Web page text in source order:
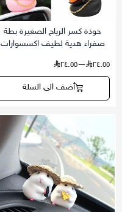
خوذة كسر الرياح الصغيرة بطة
صفراء هدية لطيف اكسسوارات
سيارة زخرفة الدراجات اكسسوارات
٢٤.٥٥ —٢٤.٥٥
أضف الى السلة